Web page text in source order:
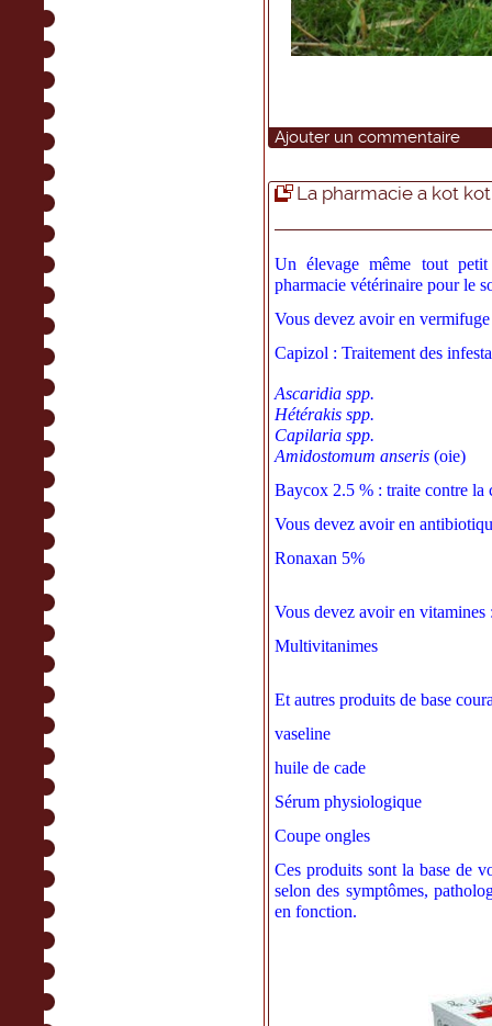
Ajouter un commentaire
La pharmacie a kot
Un élevage même tout
pharmacie vétérinaire pour le
Vous devez avoir en
Capizol : Traitement des
Ascaridia spp.
Hétérakis spp.
Capilaria spp.
Amidostomum anseris (oie)
Baycox 2.5 % : traite contre la
Vous devez avoir en
Ronaxan 5%
Vous devez avoir en vitamines
Multivitanimes
Et autres produits de base
vaseline
huile de cade
Sérum physiologique
Coupe ongles
Ces produits sont la base de
selon des symptômes,
en fonction.